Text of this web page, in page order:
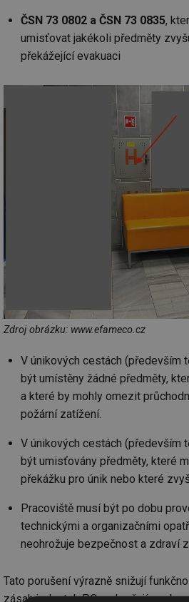
ČSN 73 0802 a ČSN 73 0835,
umisťovat jakékoli předměty
překážející evakuaci
Zdroj obrázku: www.efameco.cz
V únikových cestách (především
být umístěny žádné předměty,
a které by mohly omezit
požární zatížení.
V únikových cestách (především
být umisťovány předměty, které
překážku pro únik nebo které
Pracoviště musí být po dobu
technickými a organizačními
neohrožuje bezpečnost a zdraví
Tato porušení výrazně snižují
zásah jednotek PO a ohrožují osoby